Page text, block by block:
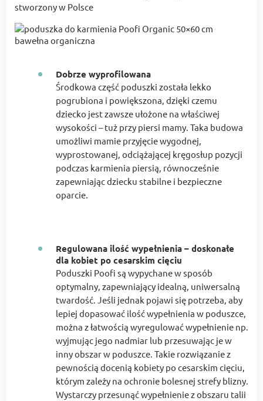
stworzony w Polsce
Dobrze wyprofilowana
Środkowa część poduszki została lekko
pogrubiona i powiększona, dzięki czemu
dziecko jest zawsze ułożone na właściwej
wysokości – tuż przy piersi mamy. Taka budowa
umożliwi mamie przyjęcie wygodnej,
wyprostowanej, odciążającej kręgosłup pozycji
podczas karmienia piersią, równocześnie
zapewniając dziecku stabilne i bezpieczne
oparcie.
Regulowana ilość wypełnienia – doskonałe
dla kobiet po cesarskim cięciu
Poduszki Poofi są wypychane w sposób
optymalny, zapewniający idealną, uniwersalną
twardość. Jeśli jednak pojawi się potrzeba, aby
lepiej dopasować ilość wypełnienia w poduszce,
można z łatwością wyregulować wypełnienie np.
wyjmując jego nadmiar lub przesuwając je w
inny obszar w poduszce. Takie rozwiązanie z
pewnością docenią kobiety po cesarskim cięciu,
którym zależy na ochronie bolesnej strefy blizny.
Wystarczy przesunąć wypełnienie z obszaru talii